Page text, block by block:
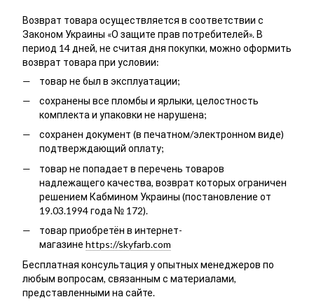
Возврат товара осуществляется в соответствии с
Законом Украины «О защите прав потребителей». В
период 14 дней, не считая дня покупки, можно оформить
возврат товара при условии:
товар не был в эксплуатации;
сохранены все пломбы и ярлыки, целостность
комплекта и упаковки не нарушена;
сохранен документ (в печатном/электронном виде)
подтверждающий оплату;
товар не попадает в перечень товаров
надлежащего качества, возврат которых ограничен
решением Кабмином Украины (постановление от
19.03.1994 года № 172).
товар приобретён в интернет-
магазине https://skyfarb.com
Бесплатная консультация у опытных менеджеров по
любым вопросам, связанным с материалами,
представленными на сайте.